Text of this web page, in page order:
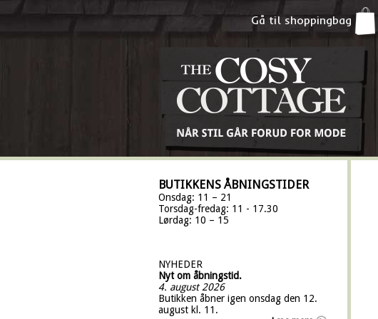
Gå til shoppingbag
BUTIKKENS ÅBNINGSTIDER
Onsdag: 11 – 21
Torsdag-fredag: 11 - 17.30
Lørdag: 10 – 15
NYHEDER
Nyt om åbningstid.
4. august 2026
Butikken åbner igen onsdag den 12.
august kl. 11.